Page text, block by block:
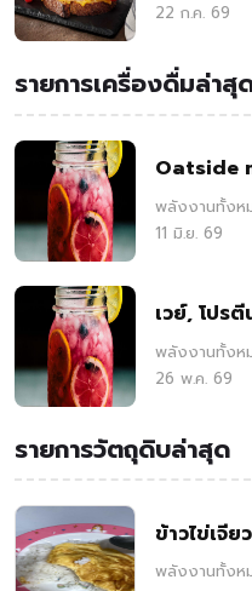
22 ก.ค. 69
รายการเครื่องดื่มล่าสุ
Oatside
พลังงานทั้งห
11 มิ.ย. 69
เวย์, โปร
พลังงานทั้งห
26 พ.ค. 69
รายการวัตถุดิบล่าสุด
ข้าวไข่เจียว
พลังงานทั้งห